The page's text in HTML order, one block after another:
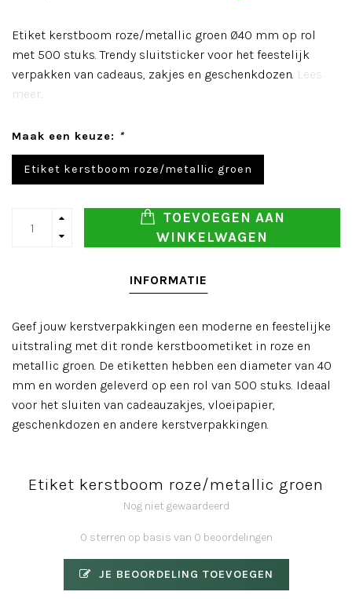
Etiket kerstboom roze/metallic groen Ø40 mm op rol
met 500 stuks. Trendy sluitsticker voor het feestelijk
verpakken van cadeaus, zakjes en geschenkdozen. Lees
meer..
Maak een keuze: *
Etiket kerstboom roze/metallic groen
TOEVOEGEN AAN
WINKELWAGEN
INFORMATIE
Geef jouw kerstverpakkingen een moderne en feestelijke
uitstraling met dit ronde kerstboometiket in roze en
metallic groen. De etiketten hebben een diameter van 40
mm en worden geleverd op een rol van 500 stuks. Ideaal
voor het sluiten van cadeauzakjes, vloeipapier,
geschenkdozen en andere kerstverpakkingen.
Etiket kerstboom roze/metallic groen
Nog niet gewaardeerd
0 sterren op basis van 0 beoordelingen
JE BEOORDELING TOEVOEGEN